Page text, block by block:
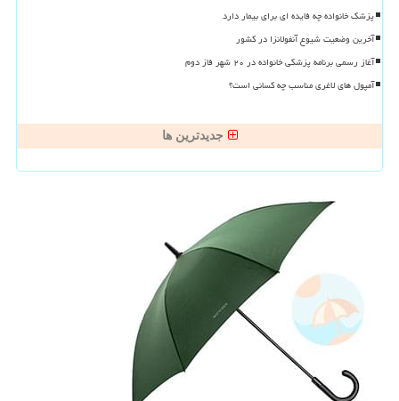
پزشک خانواده چه فایده ای برای بیمار دارد
آخرین وضعیت شیوع آنفولانزا در کشور
آغاز رسمی برنامه پزشکی خانواده در ۲۰ شهر فاز دوم
آمپول های لاغری مناسب چه کسانی است؟
جدیدترین ها